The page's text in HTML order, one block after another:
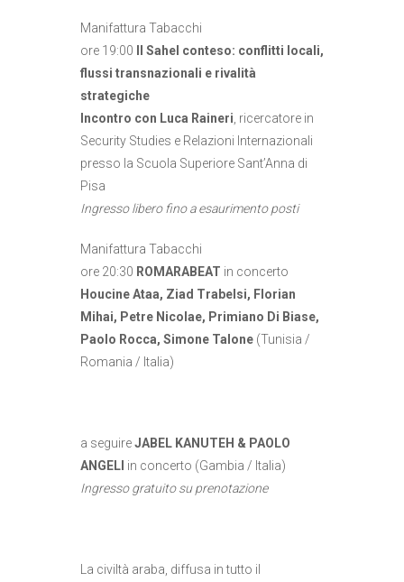
Manifattura Tabacchi
ore 19:00 Il Sahel conteso: conflitti locali,
flussi transnazionali e rivalità
strategiche
Incontro con Luca Raineri , ricercatore in
Security Studies e Relazioni Internazionali
presso la Scuola Superiore Sant’Anna di
Pisa
Ingresso libero fino a esaurimento posti
Manifattura Tabacchi
ore 20:30 ROMARABEAT in concerto
Houcine Ataa, Ziad Trabelsi, Florian
Mihai, Petre Nicolae, Primiano Di Biase,
Paolo Rocca, Simone Talone (Tunisia /
Romania / Italia)
a seguireJABEL KANUTEH & PAOLO
ANGELI in concerto (Gambia / Italia)
Ingresso gratuito su prenotazione
La civiltà araba, diffusa in tutto il